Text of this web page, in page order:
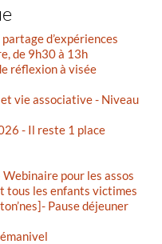
d’expériences
de 9h30 à 13h
réflexion à visée
vie associative - Niveau
- Il reste 1 place
pour les assos
tous les enfants victimes
Pause déjeuner